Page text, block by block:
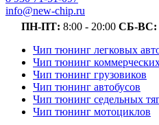
info@new-chip.ru
ПН-ПТ: 8:00 - 20:00 СБ-ВС:
Чип тюнинг легковых
Чип тюнинг
Чип тюнинг грузовиков
Чип тюнинг автобусов
Чип тюнинг седельных
Чип тюнинг мотоциклов